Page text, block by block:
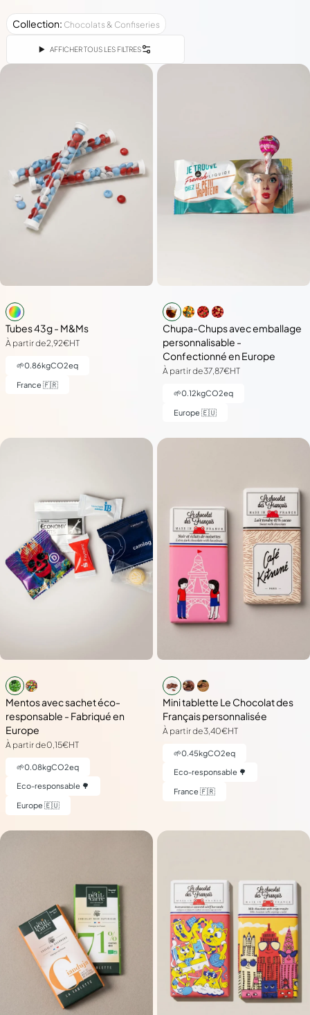
Collection: Chocolats & Confiseries
AFFICHER TOUS LES FILTRES
Tubes 43g - M&Ms
À partir de2,92€HT
🌱0.86kgCO2eq
France 🇫🇷
Chupa-Chups avec emballage
personnalisable -
Confectionné en Europe
À partir de37,87€HT
🌱0.12kgCO2eq
Europe 🇪🇺
Mentos avec sachet éco-
responsable - Fabriqué en
Europe
À partir de0,15€HT
🌱0.08kgCO2eq
Eco-responsable 🌳
Europe 🇪🇺
Mini tablette Le Chocolat des
Français personnalisée
À partir de3,40€HT
🌱0.45kgCO2eq
Eco-responsable 🌳
France 🇫🇷